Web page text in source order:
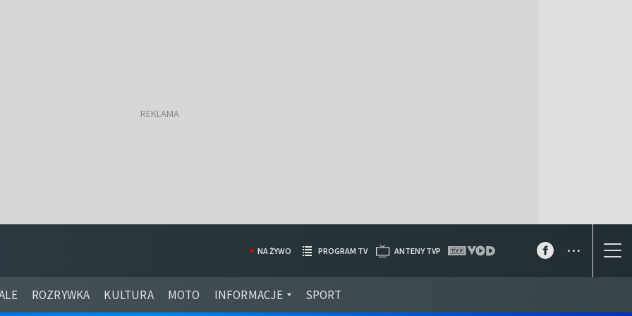
ROZRYWKA KULTURA MOTO INFORMACJE SPORT
NA ŻYWO PROGRAM TV ANTENY TVP ...